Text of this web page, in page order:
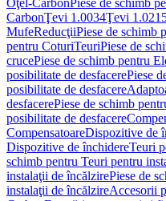
Oţel-CarbonPiese de schimb
CarbonŢevi 1.0034Ţevi
MufeReducţiiPiese de schimb
pentru CoturiTeuriPiese de
crucePiese de schimb pentru
posibilitate de desfacerePiese
posibilitate de desfacere
desfacerePiese de schimb
posibilitate de desfacere
CompensatoareDispozitive de
Dispozitive de închidereTeuri
schimb pentru Teuri pentru
instalaţii de încălzirePiese de
instalaţii de încălzireAccesorii